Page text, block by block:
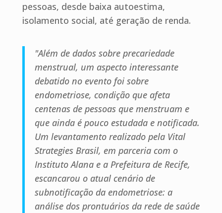
pessoas, desde baixa autoestima,
isolamento social, até geração de renda.
"Além de dados sobre precariedade
menstrual, um aspecto interessante
debatido no evento foi sobre
endometriose, condição que afeta
centenas de pessoas que menstruam e
que ainda é pouco estudada e notificada.
Um levantamento realizado pela Vital
Strategies Brasil, em parceria com o
Instituto Alana e a Prefeitura de Recife,
escancarou o atual cenário de
subnotificação da endometriose: a
análise dos prontuários da rede de saúde